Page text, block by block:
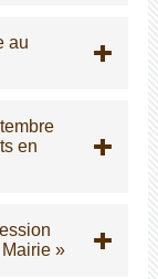
au
en
»